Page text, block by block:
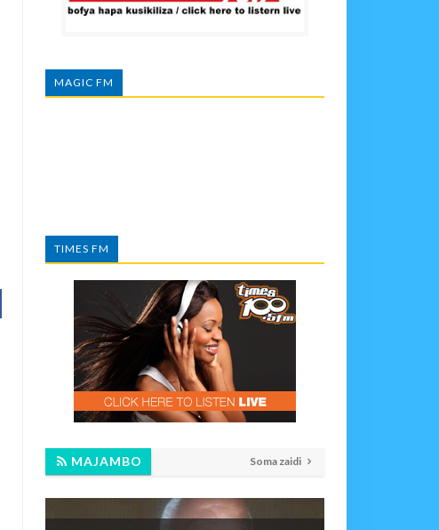
MAGIC FM
TIMES FM
MAJAMBO Soma zaidi